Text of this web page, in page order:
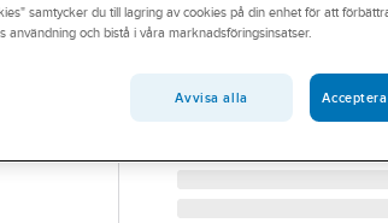
A-COLLECTION
Duschset Basic
A-COLLECTION
Artikelnummer: 8187843
samtycker du till lagring av cookies på din enhet för att
användning och bistå i våra marknadsföringsinsatser.
Avvisa alla